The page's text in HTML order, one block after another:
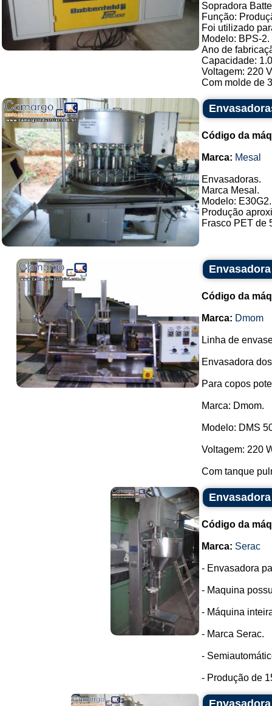
Sopradora
Função:
Foi utilizado
Modelo: BPS-2.
Ano de
Capacidade:
Voltagem: 220
Com molde de
Código da
Marca: Mesal
Envasadoras.
Marca Mesal.
Modelo: E30G2.
Produção
Frasco PET de
Código da
Marca: Dmom
Linha de
Envasadora
Para copos
Marca: Dmom.
Modelo: DMS
Voltagem: 220
Com tanque
Código da
Marca: Serac
- Envasadora
- Maquina
- Máquina
- Marca Serac.
-
- Produção de